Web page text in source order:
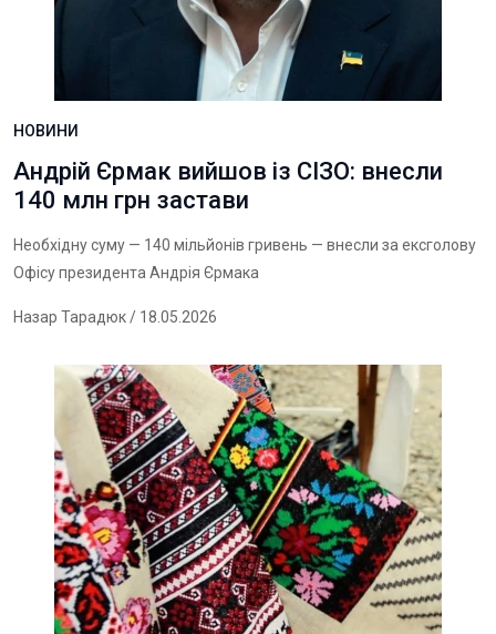
НОВИНИ
Андрій Єрмак вийшов із СІЗО: внесли
140 млн грн застави
Необхідну суму — 140 мільйонів гривень — внесли за ексголову
Офісу президента Андрія Єрмака
Назар Тарадюк/ 18.05.2026